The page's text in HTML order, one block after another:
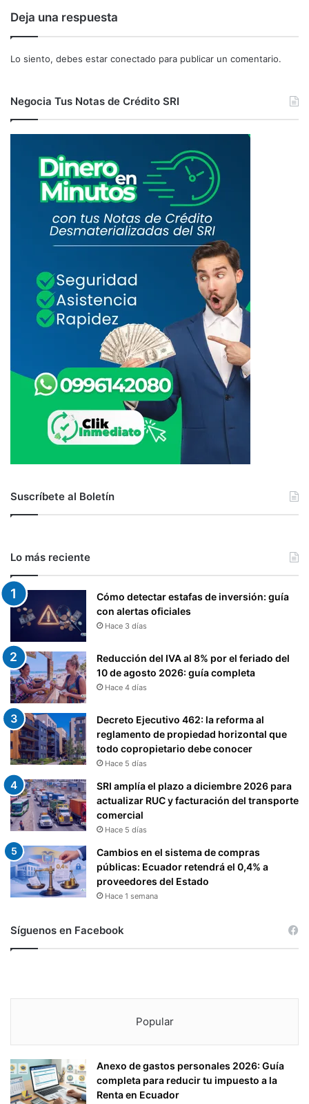
S
D
S
E
G
Í
N
E
Deja una respuesta
Lo siento, debes estar conectado para publicar un comentario.
Negocia Tus Notas de Crédito SRI
Suscríbete al Boletín
Lo más reciente
Cómo detectar estafas de inversión: guía
con alertas oficiales
Hace 3 días
Reducción del IVA al 8% por el feriado del
10 de agosto 2026: guía completa
Hace 4 días
Decreto Ejecutivo 462: la reforma al
reglamento de propiedad horizontal que
todo copropietario debe conocer
Hace 5 días
SRI amplía el plazo a diciembre 2026 para
actualizar RUC y facturación del transporte
comercial
Hace 5 días
Cambios en el sistema de compras
públicas: Ecuador retendrá el 0,4% a
proveedores del Estado
Hace 1 semana
Síguenos en Facebook
Popular
Anexo de gastos personales 2026: Guía
completa para reducir tu impuesto a la
Renta en Ecuador